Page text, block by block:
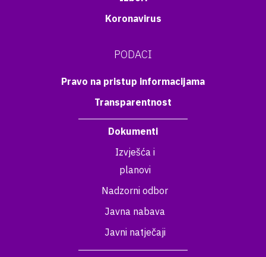
Koronavirus
PODACI
Pravo na pristup informacijama
Transparentnost
Dokumenti
Izvješća i
planovi
Nadzorni odbor
Javna nabava
Javni natječaji